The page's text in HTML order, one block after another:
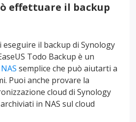
effettuare il backup
il backup di Synology
Todo Backup è un
semplice che può aiutarti a
Puoi anche provare la
cloud di Synology
in NAS sul cloud